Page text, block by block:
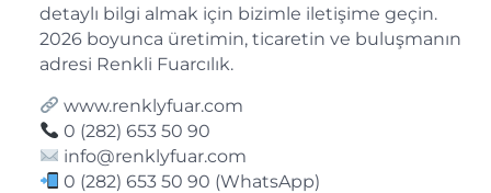
detaylı bilgi almak için bizimle iletişime geçin.
2026 boyunca üretimin, ticaretin ve buluşmanın
adresi Renkli Fuarcılık.
www.renklyfuar.com
0 (282) 653 50 90
info@renklyfuar.com
0 (282) 653 50 90 (WhatsApp)